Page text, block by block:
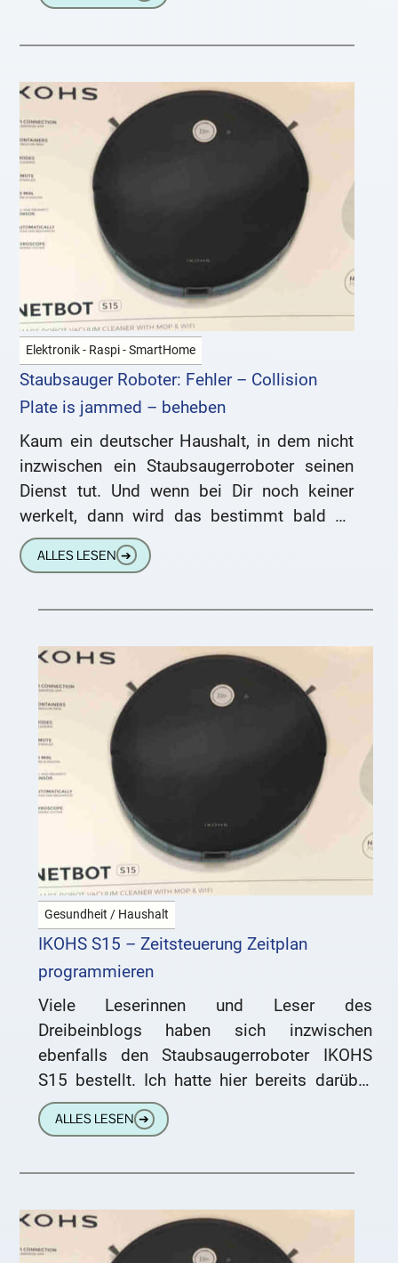
Elektronik - Raspi - SmartHome
Staubsauger Roboter: Fehler – Collision
Plate is jammed – beheben
Kaum ein deutscher Haushalt, in dem nicht
inzwischen ein Staubsaugerroboter seinen
Dienst tut. Und wenn bei Dir noch keiner
werkelt, dann wird das bestimmt bald so
weit sein. Diese praktischen
ALLES LESEN ➔
Gesundheit / Haushalt
IKOHS S15 – Zeitsteuerung Zeitplan
programmieren
Viele Leserinnen und Leser des
Dreibeinblogs haben sich inzwischen
ebenfalls den Staubsaugerroboter IKOHS
S15 bestellt. Ich hatte hier bereits darüber
berichtet. Der Staubsaugerroboter ist bei uns
jetzt einige Wochen im
ALLES LESEN ➔